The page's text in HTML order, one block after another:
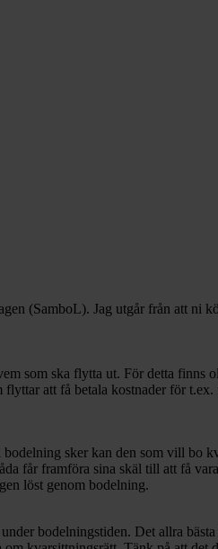
(SamboL). Jag utgår från att ni
som ska flytta ut. För detta
att få betala kostnader för
sker kan den som vill bo
får framföra sina skäl till att få
löst genom bodelning.
bodelningstiden. Det allra